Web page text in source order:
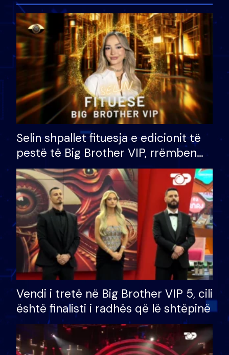
Selin shpallet fituesja e edicionit të
pestë të Big Brother VIP, rrëmben
çmimin e madh prej 100 mijë eurosh
Vendi i tretë në Big Brother VIP 5, cili
është finalisti i radhës që lë shtëpinë